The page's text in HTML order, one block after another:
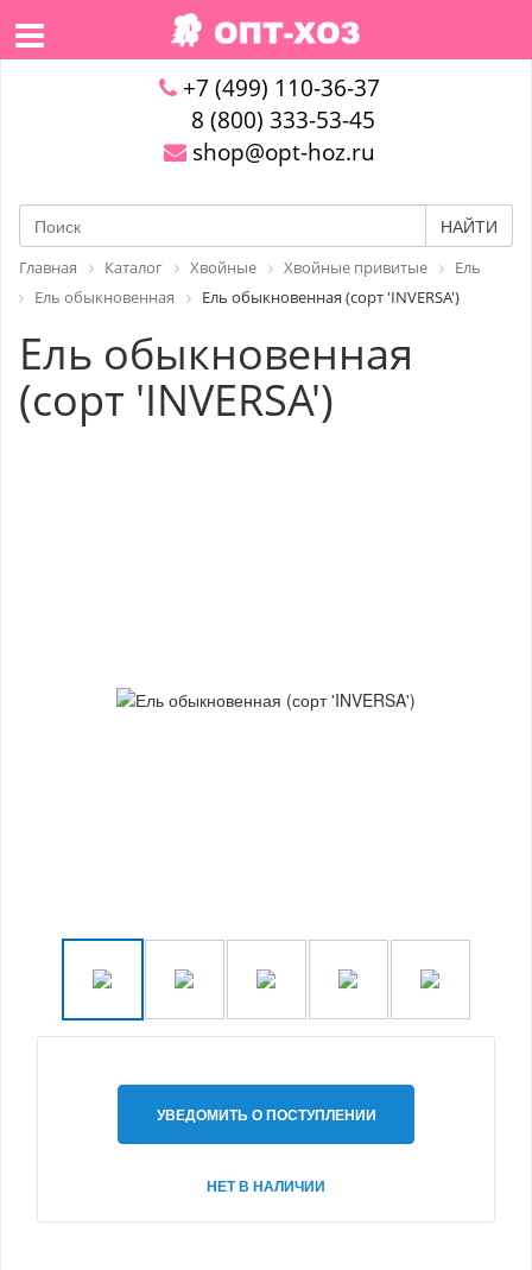
+7 (499) 110-36-37
8 (800) 333-53-45
shop@opt-hoz.ru
НАЙТИ
Главная Каталог Хвойные Хвойные привитые
Ель
Ель обыкновенная
Ель обыкновенная (сорт 'INVERSA')
Ель обыкновенная
(сорт 'INVERSA')
УВЕДОМИТЬ О ПОСТУПЛЕНИИ
НЕТ В НАЛИЧИИ